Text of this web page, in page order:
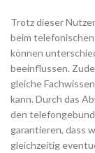
Trotz dieser
beim
können
beeinflussen.
gleiche
kann. Durch das
den
garantieren, dass
gleichzeitig